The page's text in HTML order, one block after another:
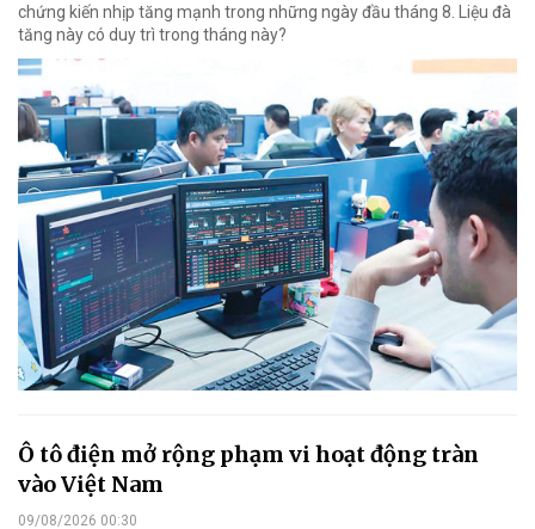
chứng kiến nhịp tăng mạnh trong những ngày đầu tháng 8. Liệu đà
tăng này có duy trì trong tháng này?
Ô tô điện mở rộng phạm vi hoạt động tràn
vào Việt Nam
09/08/2026 00:30